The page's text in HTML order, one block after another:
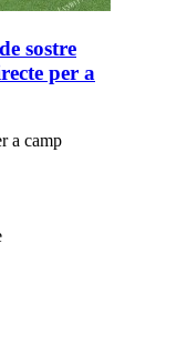
sostre
per a
a camp